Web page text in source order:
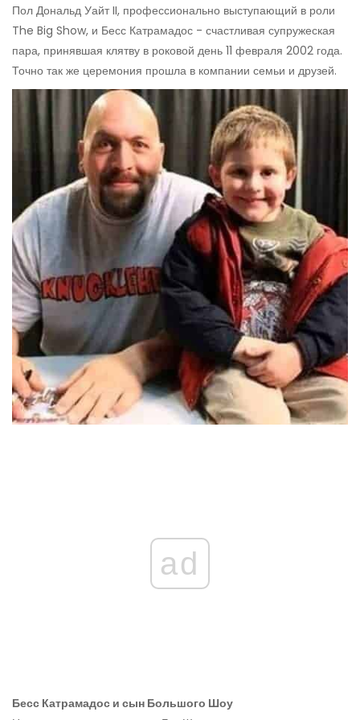
Пол Дональд Уайт II, профессионально выступающий в роли
The Big Show, и Бесс Катрамадос - счастливая супружеская
пара, принявшая клятву в роковой день 11 февраля 2002 года.
Точно так же церемония прошла в компании семьи и друзей.
ad
Бесс Катрамадос и сын Большого Шоу